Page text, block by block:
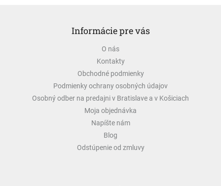
Informácie pre vás
O nás
Kontakty
Obchodné podmienky
Podmienky ochrany osobných údajov
Osobný odber na predajni v Bratislave a v Košiciach
Moja objednávka
Napíšte nám
Blog
Odstúpenie od zmluvy